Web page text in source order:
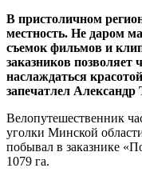
В пристоличном
местность. Не даром
съемок фильмов и
заказников позволяет
наслаждаться
запечатлел Александр
Велопутешественник
уголки Минской
побывал в заказнике
1079 га.